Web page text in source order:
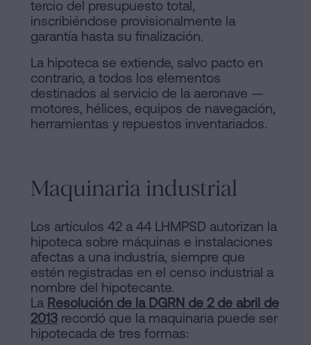
tercio del presupuesto total,
inscribiéndose provisionalmente la
garantía hasta su finalización.
La hipoteca se extiende, salvo pacto en
contrario, a todos los elementos
destinados al servicio de la aeronave —
motores, hélices, equipos de navegación,
herramientas y repuestos inventariados.
Maquinaria industrial
Los artículos 42 a 44 LHMPSD autorizan la
hipoteca sobre máquinas e instalaciones
afectas a una industria, siempre que
estén registradas en el censo industrial a
nombre del hipotecante.
La Resolución de la DGRN de 2 de abril de
2013 recordó que la maquinaria puede ser
hipotecada de tres formas: